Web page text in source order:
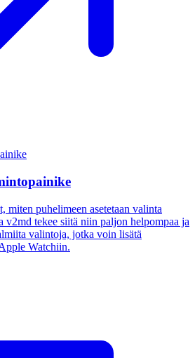
miten puhelimeen asetetaan valinta
v2md tekee siitä niin paljon helpompaa ja
valintoja, jotka voin lisätä
Watchiin.